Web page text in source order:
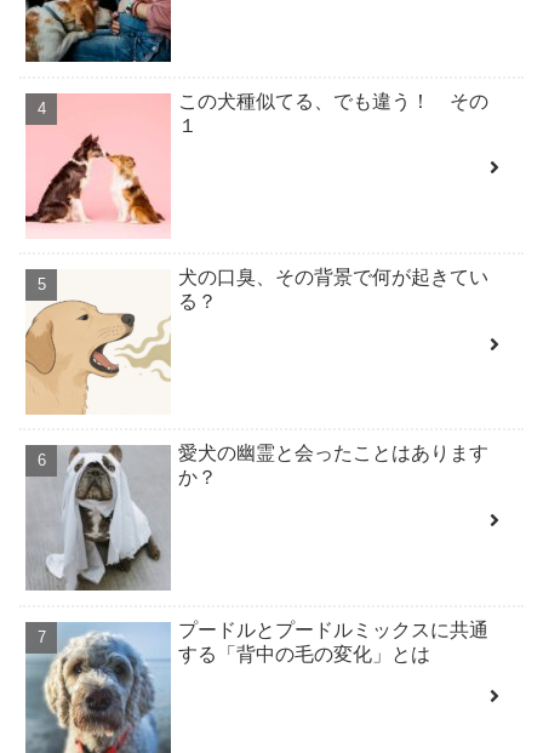
この犬種似てる、でも違う！ その
１
犬の口臭、その背景で何が起きてい
る？
愛犬の幽霊と会ったことはあります
か？
プードルとプードルミックスに共通
する「背中の毛の変化」とは